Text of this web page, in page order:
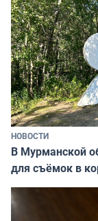
НОВОСТИ
В Мурманской
для съёмок в